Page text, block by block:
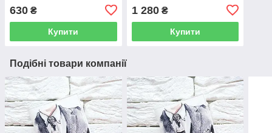
630 ₴
Купити
1 280₴
Купити
Подібні товари компанії